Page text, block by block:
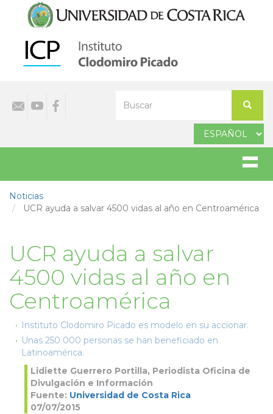
contenido
principal
Buscar
your
Noticias
UCR ayuda a salvar 4500 vidas al año en Centroamérica
UCR ayuda a salvar
4500 vidas al año en
Centroamérica
Instituto Clodomiro Picado es modelo en su accionar.
Unas 250 000 personas se han beneficiado en
Latinoamérica.
Lidiette Guerrero Portilla, Periodista Oficina de
Divulgación e Información
Fuente: Universidad de Costa Rica
07/07/2015